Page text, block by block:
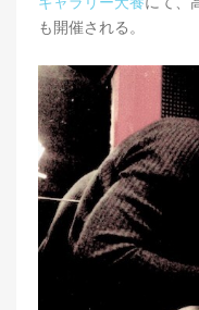
も開催される。